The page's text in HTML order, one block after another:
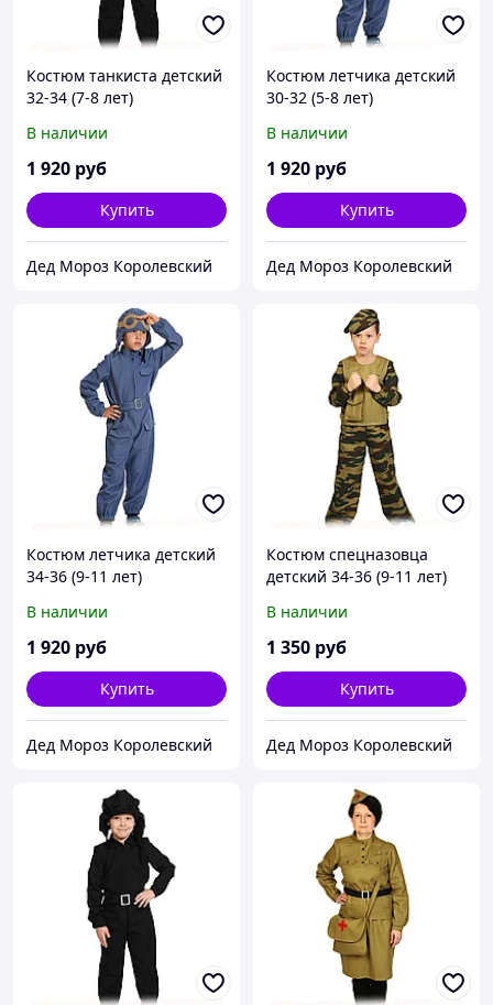
Костюм танкиста детский
32-34 (7-8 лет)
В наличии
1 920 руб
Купить
Дед Мороз Королевский
Костюм летчика детский
30-32 (5-8 лет)
В наличии
1 920 руб
Купить
Дед Мороз Королевский
Костюм летчика детский
34-36 (9-11 лет)
В наличии
1 920 руб
Купить
Дед Мороз Королевский
Костюм спецназовца
детский 34-36 (9-11 лет)
В наличии
1 350 руб
Купить
Дед Мороз Королевский